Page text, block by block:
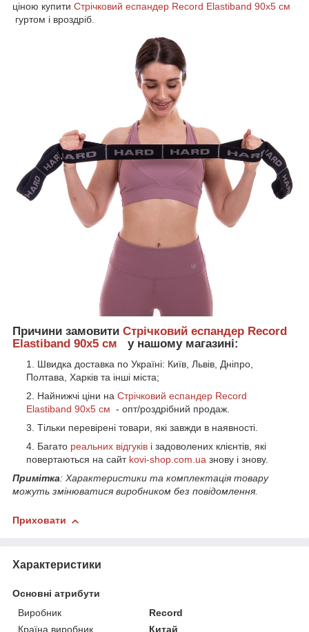
ціною купити Стрічковий еспандер Record Elastiband 90х5 см
гуртом і вроздріб.
Причини замовити Стрічковий еспандер Record
Elastiband 90х5 см
у нашому магазині:
Швидка доставка по Україні: Київ, Львів, Дніпро,
Полтава, Харків та інші міста;
Найнижчі ціни на Стрічковий еспандер Record
Elastiband 90х5 см - опт/роздрібний продаж.
Тільки перевірені товари, які завжди в наявності.
Багато реальних відгуків і задоволених клієнтів, які
повертаються на сайт kovi-shop.com.ua знову і знову.
Примітка: Характеристики та комплектація товару
можуть змінюватися виробником без повідомлення.
Приховати
Характеристики
Основні атрибути
Виробник
Record
Країна виробник
Китай